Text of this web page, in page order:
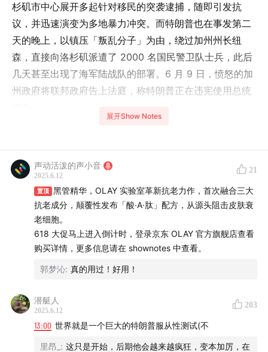
杉矶市中心展开多起针对移民的突袭逮捕，随即引发抗
议，并迅速演变为多地暴力冲突。而特朗普也在事发第二
天的晚上，以镇压「叛乱分子」为由，绕过加州州长纽
森，直接向洛杉矶派遣了 2000 名国民警卫队士兵，此后
几天甚至出现了海军陆战队的部署。6 月 9 日，愤怒的加
州政府将联邦政府告上法庭，称特朗普正在违宪使用总统
权为由起诉白宫。在特朗普充满了戏剧性的政治游戏中，
总统的行政权一次次伸向制度边界，而法院往往作为最后
一道防线出现。
本期节目，我们邀请来了武汉大学的宪法学教授黄明涛，
从加州与联邦政府的对抗谈起，一起讨论围绕特朗普而起
的这场「制度攻防战」—— 美国的行政权与司法权之间，
些？
本期人物
徐涛，声动活泼联合创始人
展开Show Notes
声动活泼的声小音
2025.6.12
21
置顶
黑管精华，OLAY 实验室革新抗老力作，首次融合三大
抗老成分，颠覆性发布「酸·A·肽」配方，从源头阻击皮肤衰
老细胞。
618 大促马上进入倒计时，登录京东 OLAY 官方旗舰店查看
购买详情，更多信息请在 shownotes 中查看。
郭梦沁: 真的用过！好用！
潜艇人
2025.6.12
203
13:00 世界就是一个巨大的特朗普服从性测试(不
里昂_ : 这只是开始，后期他会越来越疯狂，变本加厉，在